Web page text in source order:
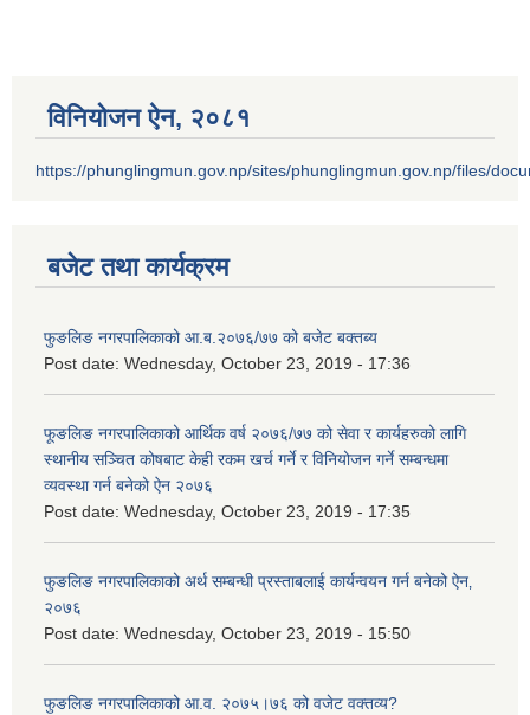
विनियोजन ऐन‚ २०८१
https://phunglingmun.gov.np/sites/phunglingmun.gov.np/files/
बजेट तथा कार्यक्रम
फुङलिङ नगरपालिकाको आ.ब.२०७६/७७ को बजेट बक्तब्य
Post date: Wednesday, October 23, 2019 - 17:36
फूङलिङ नगरपालिकाको आर्थिक वर्ष २०७६/७७ को सेवा र कार्यहरुको लागि
स्थानीय सञ्चित कोषबाट केही रकम खर्च गर्ने र विनियोजन गर्ने सम्बन्धमा
व्यवस्था गर्न बनेको ऐन २०७६
Post date: Wednesday, October 23, 2019 - 17:35
फुङलिङ नगरपालिकाको अर्थ सम्बन्धी प्रस्ताबलाई कार्यन्वयन गर्न बनेको ऐन‚
२०७६
Post date: Wednesday, October 23, 2019 - 15:50
फुङलिङ नगरपालिकाको आ.व. २०७५।७६ को वजेट वक्तव्य?